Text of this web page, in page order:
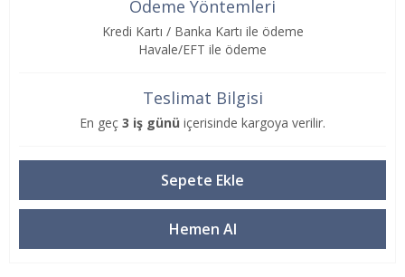
Ödeme Yöntemleri
Kredi Kartı / Banka Kartı ile ödeme
Havale/EFT ile ödeme
Teslimat Bilgisi
En geç 3 iş günü içerisinde kargoya verilir.